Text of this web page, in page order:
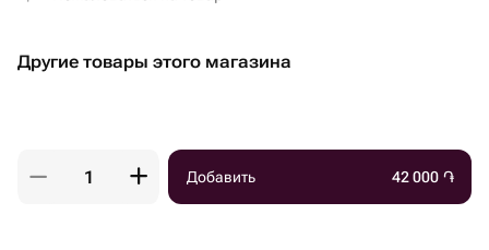
Другие товары этого магазина
Добавить 42 000 ֏